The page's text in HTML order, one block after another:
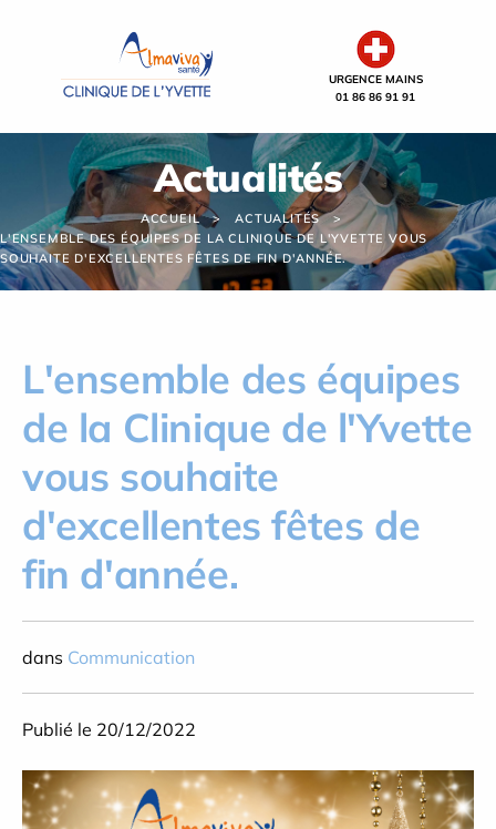
URGENCE MAINS
01 86 86 91 91
Actualités
ACCUEIL
ACTUALITÉS
L'ENSEMBLE DES ÉQUIPES DE LA CLINIQUE DE L'YVETTE VOUS
SOUHAITE D'EXCELLENTES FÊTES DE FIN D'ANNÉE.
L'ensemble des équipes
de la Clinique de l'Yvette
vous souhaite
d'excellentes fêtes de
fin d'année.
dans Communication
Publié le 20/12/2022